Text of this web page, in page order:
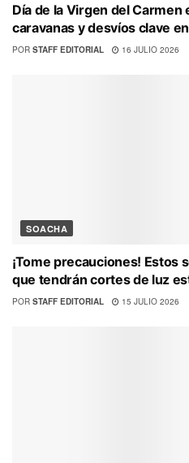
Día de la Virgen del Carmen
caravanas y desvíos clave
POR STAFF EDITORIAL 16 JULIO 2026
SOACHA
¡Tome precauciones! Estos
que tendrán cortes de luz
POR STAFF EDITORIAL 15 JULIO 2026